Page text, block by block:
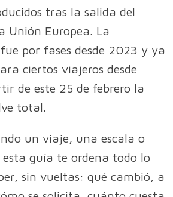
tras la salida del
Unión Europea. La
por fases desde 2023 y ya
ciertos viajeros desde
de este 25 de febrero la
total.
un viaje, una escala o
guía te ordena todo lo
sin vueltas: qué cambió, a